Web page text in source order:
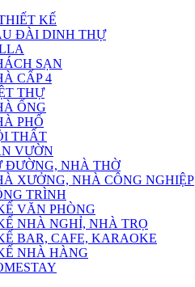
KẾ
ĐÀI DINH THỰ
SẠN
CẤP 4
THỰ
ỐNG
PHỐ
THẤT
VƯỜN
ĐƯỜNG, NHÀ THỜ
XƯỞNG, NHÀ CÔNG NGHIỆP
TRÌNH
VĂN PHÒNG
NHÀ NGHỈ, NHÀ TRỌ
BAR, CAFE, KARAOKE
NHÀ HÀNG